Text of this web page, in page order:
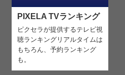
PIXELA TVランキング
ピクセラが提供するテレビ視
聴ランキング リアルタイムは
もちろん、予約ランキング
も。